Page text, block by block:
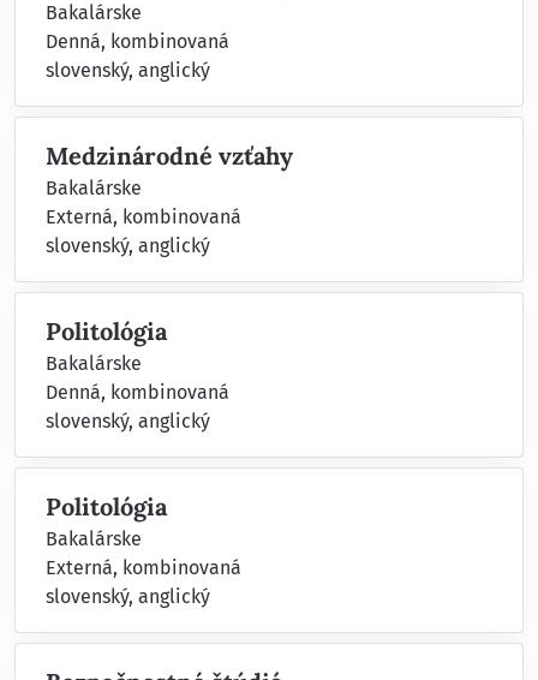
Bakalárske
Denná, kombinovaná
slovenský, anglický
Medzinárodné vzťahy
Bakalárske
Externá, kombinovaná
slovenský, anglický
Politológia
Bakalárske
Denná, kombinovaná
slovenský, anglický
Politológia
Bakalárske
Externá, kombinovaná
slovenský, anglický